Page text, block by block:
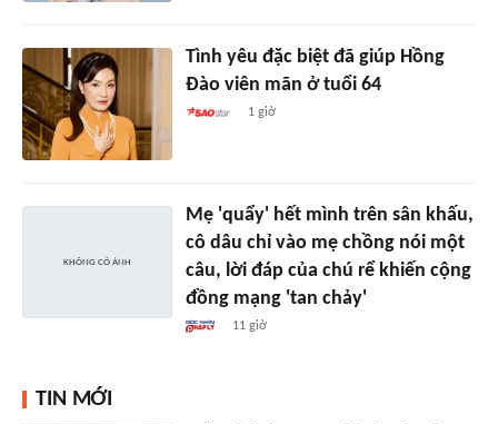
Tình yêu đặc biệt đã giúp Hồng
Đào viên mãn ở tuổi 64
1 giờ
Mẹ 'quẩy' hết mình trên sân khấu,
cô dâu chỉ vào mẹ chồng nói một
câu, lời đáp của chú rể khiến cộng
đồng mạng 'tan chảy'
11 giờ
TIN MỚI